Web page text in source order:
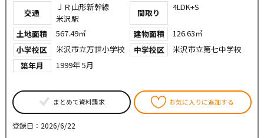
交通
ＪＲ山形新幹線
米沢駅
間取り
4LDK+S
土地面積 567.49㎡ 建物面積
126.63㎡
小学校区
米沢市立万世小学校 中学校区
米沢市立第七中学校
築年月
1999年 5月
まとめて資料請求 お気に入りに追加する
登録日：2026/6/22